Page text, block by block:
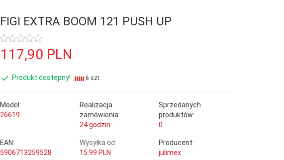
FIGI EXTRA BOOM 121 PUSH UP
117,90 PLN
Produkt dostępny! 6 szt.
Model:
26619
Realizacja
zamówienia:
24 godzin
Sprzedanych
produktów:
0
EAN:
5906713259528
Wysyłka od:
15.99 PLN
Producent:
julimex